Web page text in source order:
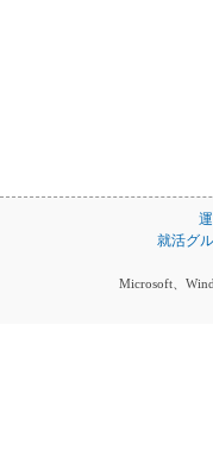
就活グ
Microsoft、